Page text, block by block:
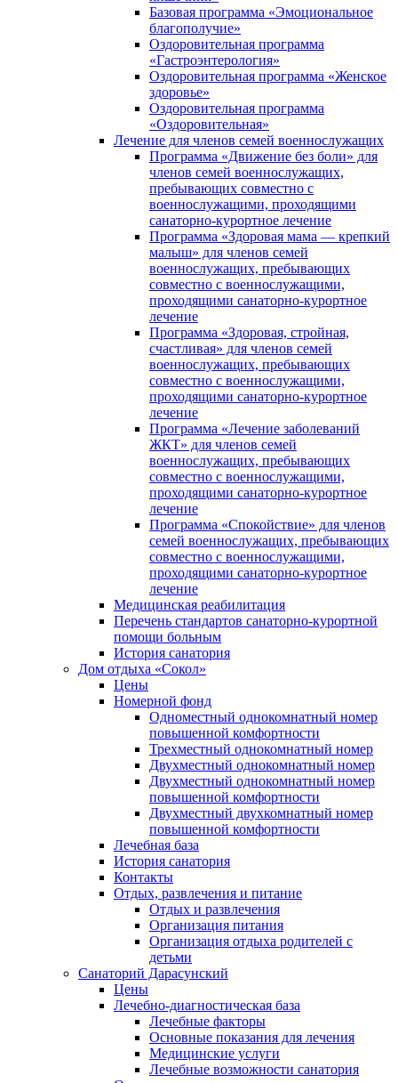
Базовая программа «Эмоциональное
благополучие»
Оздоровительная программа
«Гастроэнтерология»
Оздоровительная программа «Женское
здоровье»
Оздоровительная программа
«Оздоровительная»
Лечение для членов семей военнослужащих
Программа «Движение без боли» для
членов семей военнослужащих,
пребывающих совместно с
военнослужащими, проходящими
санаторно-курортное лечение
Программа «Здоровая мама — крепкий
малыш» для членов семей
военнослужащих, пребывающих
совместно с военнослужащими,
проходящими санаторно-курортное
лечение
Программа «Здоровая, стройная,
счастливая» для членов семей
военнослужащих, пребывающих
совместно с военнослужащими,
проходящими санаторно-курортное
лечение
Программа «Лечение заболеваний
ЖКТ» для членов семей
военнослужащих, пребывающих
совместно с военнослужащими,
проходящими санаторно-курортное
лечение
Программа «Спокойствие» для членов
семей военнослужащих, пребывающих
совместно с военнослужащими,
проходящими санаторно-курортное
лечение
Медицинская реабилитация
Перечень стандартов санаторно-курортной
помощи больным
История санатория
Дом отдыха «Сокол»
Цены
Номерной фонд
Одноместный однокомнатный номер
повышенной комфортности
Трехместный однокомнатный номер
Двухместный однокомнатный номер
Двухместный однокомнатный номер
повышенной комфортности
Двухместный двухкомнатный номер
повышенной комфортности
Лечебная база
История санатория
Контакты
Отдых, развлечения и питание
Отдых и развлечения
Организация питания
Организация отдыха родителей с
детьми
Санаторий Дарасунский
Цены
Лечебно-диагностическая база
Лечебные факторы
Основные показания для лечения
Медицинские услуги
Лечебные возможности санатория